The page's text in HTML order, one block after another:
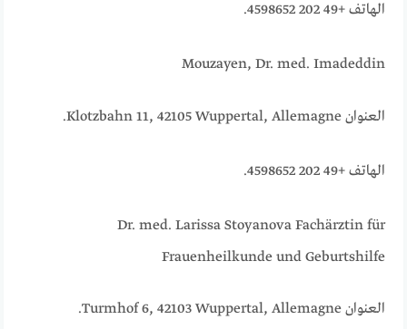
الهاتف +49 202 4598652.
Mouzayen, Dr. med. Imadeddin
العنوان Klotzbahn 11, 42105 Wuppertal, Allemagne.
الهاتف +49 202 4598652.
Dr. med. Larissa Stoyanova Fachärztin für
Frauenheilkunde und Geburtshilfe
العنوان Turmhof 6, 42103 Wuppertal, Allemagne.